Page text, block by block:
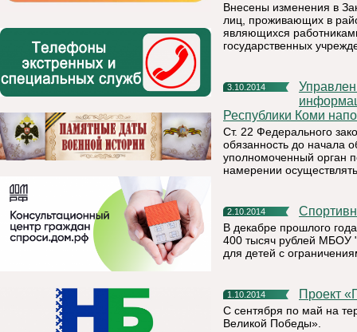
Внесены изменения в
лиц, проживающих в
являющихся
государственных
3.10.2014
Управление Федеральной службы по надзору в сфере связи,
Республики Коми
Ст. 22 Федерального
обязанность до начала
уполномоченный орган
намерении
2.10.2014
В декабре прошлого
400 тысяч рублей МБОУ
для детей с
1.10.2014 Проект
С сентября по май на
Великой Победы».